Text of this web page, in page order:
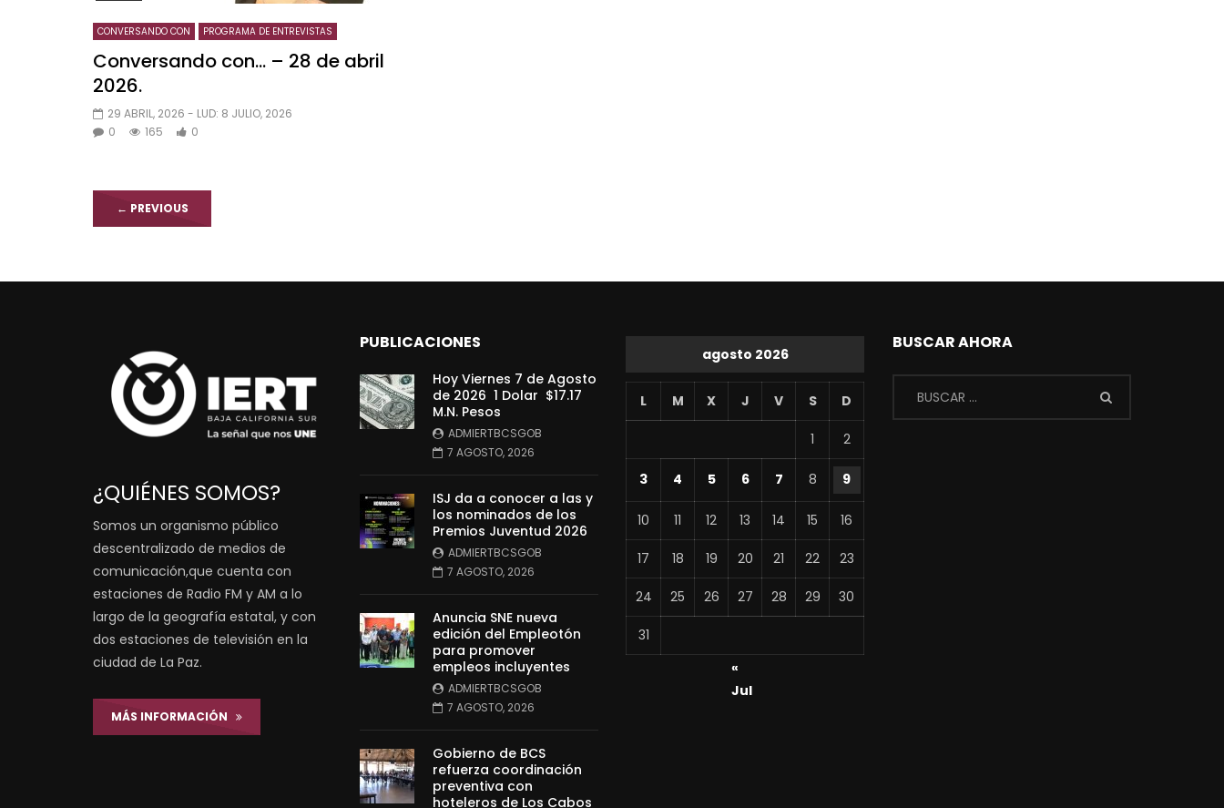
CONVERSANDO CON PROGRAMA DE ENTREVISTAS
Conversando con… – 28 de abril
2026.
29 ABRIL, 2026 - LUD: 8 JULIO, 2026
0
165 0
← PREVIOUS
¿QUIÉNES SOMOS?
Somos un organismo público
descentralizado de medios de
comunicación,que cuenta con
estaciones de Radio FM y AM a lo
largo de la geografía estatal, y con
dos estaciones de televisión en la
ciudad de La Paz.
MÁS INFORMACIÓN
PUBLICACIONES
Hoy Viernes 7 de Agosto
de 2026 1 Dolar $17.17
M.N. Pesos
ADMIERTBCSGOB
7 AGOSTO, 2026
ISJ da a conocer a las y
los nominados de los
Premios Juventud 2026
ADMIERTBCSGOB
7 AGOSTO, 2026
Anuncia SNE nueva
edición del Empleotón
para promover
empleos incluyentes
ADMIERTBCSGOB
7 AGOSTO, 2026
Gobierno de BCS
refuerza coordinación
preventiva con
hoteleros de Los Cabos
agosto 2026
L M X J V S D
1 2
3 4 5 6 7 8 9
10 11 12 13 14 15 16
17 18 19 20 21 22 23
24 25 26 27 28 29 30
31
«
Jul
BUSCAR AHORA